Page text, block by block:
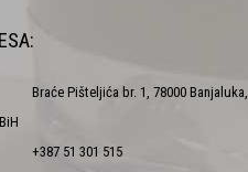
Braće Pišteljića br. 1, 78000 Banjaluka,
BiH
+387 51 301 515